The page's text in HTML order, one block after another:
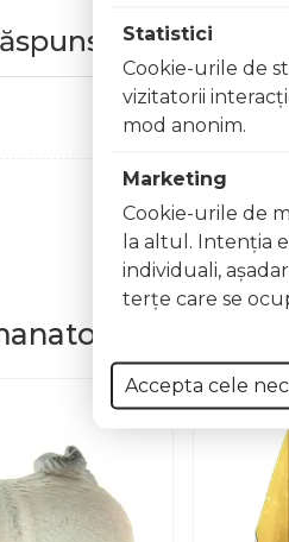
clienților
Statistici
Cookie-urile de
vizitatorii
mod anonim.
Marketing
Cookie-urile de
la altul. Intenţia
individuali,
terţe care se
Accepta cele